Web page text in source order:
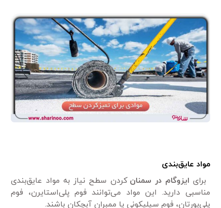
مواد عایق‌بندی
برای ایزوگام در سمنان کردن سطح نیاز به مواد عایق‌بندی
مناسبی دارید. این مواد می‌توانند فوم پلی‌استایرن، فوم
پلی‌یورتان، فوم سیلیکونی یا ممبران آبچکان باشند.